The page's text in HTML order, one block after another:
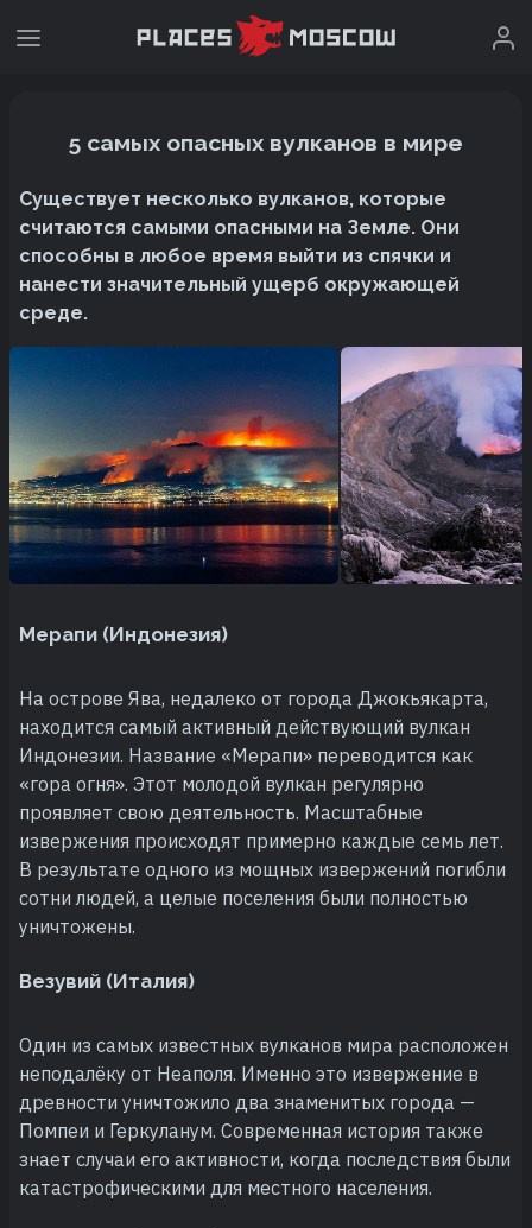
5 самых опасных вулканов в мире
Существует несколько вулканов, которые
считаются самыми опасными на Земле. Они
способны в любое время выйти из спячки и
нанести значительный ущерб окружающей
среде.
Мерапи (Индонезия)
На острове Ява, недалеко от города Джокьякарта,
находится самый активный действующий вулкан
Индонезии. Название «Мерапи» переводится как
«гора огня». Этот молодой вулкан регулярно
проявляет свою деятельность. Масштабные
извержения происходят примерно каждые семь лет.
В результате одного из мощных извержений погибли
сотни людей, а целые поселения были полностью
уничтожены.
Везувий (Италия)
Один из самых известных вулканов мира расположен
неподалёку от Неаполя. Именно это извержение в
древности уничтожило два знаменитых города —
Помпеи и Геркуланум. Современная история также
знает случаи его активности, когда последствия были
катастрофическими для местного населения.